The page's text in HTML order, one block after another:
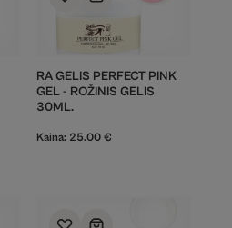
RA GELIS PERFECT PINK
GEL - ROŽINIS GELIS
30ML.
Kaina: 25.00 €